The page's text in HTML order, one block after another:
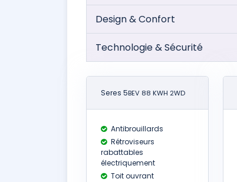
Design & Confort
Technologie & Sécurité
Seres 5BEV 88 KWH 2WD
Antibrouillards
Rétroviseurs
rabattables
électriquement
Toit ouvrant